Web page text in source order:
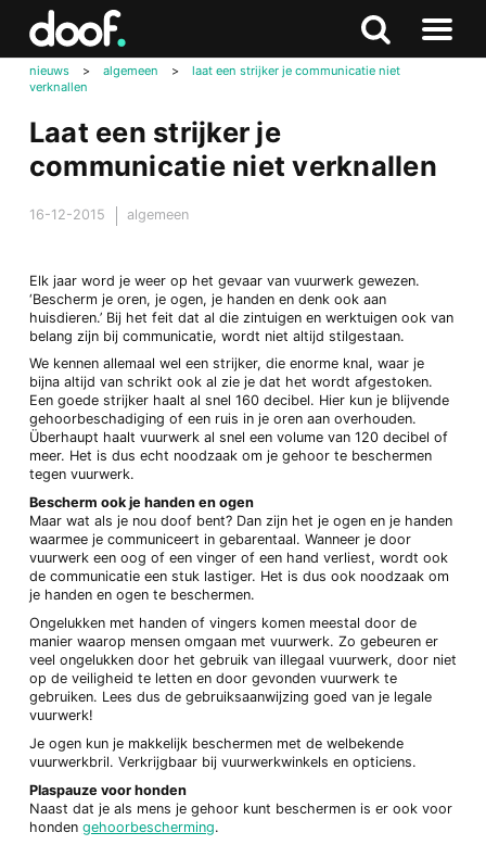
Zoeken
Naar
nieuws > algemeen >
laat een strijker je communicatie niet
verknallen
Laat een strijker je
communicatie niet verknallen
16-12-2015 algemeen
Elk jaar word je weer op het gevaar van vuurwerk gewezen.
‘Bescherm je oren, je ogen, je handen en denk ook aan
huisdieren.’ Bij het feit dat al die zintuigen en werktuigen ook van
belang zijn bij communicatie, wordt niet altijd stilgestaan.
We kennen allemaal wel een strijker, die enorme knal, waar je
bijna altijd van schrikt ook al zie je dat het wordt afgestoken.
Een goede strijker haalt al snel 160 decibel. Hier kun je blijvende
gehoorbeschadiging of een ruis in je oren aan overhouden.
Überhaupt haalt vuurwerk al snel een volume van 120 decibel of
meer. Het is dus echt noodzaak om je gehoor te beschermen
tegen vuurwerk.
Bescherm ook je handen en ogen
Maar wat als je nou doof bent? Dan zijn het je ogen en je handen
waarmee je communiceert in gebarentaal. Wanneer je door
vuurwerk een oog of een vinger of een hand verliest, wordt ook
de communicatie een stuk lastiger. Het is dus ook noodzaak om
je handen en ogen te beschermen.
Ongelukken met handen of vingers komen meestal door de
manier waarop mensen omgaan met vuurwerk. Zo gebeuren er
veel ongelukken door het gebruik van illegaal vuurwerk, door niet
op de veiligheid te letten en door gevonden vuurwerk te
gebruiken. Lees dus de gebruiksaanwijzing goed van je legale
vuurwerk!
Je ogen kun je makkelijk beschermen met de welbekende
vuurwerkbril. Verkrijgbaar bij vuurwerkwinkels en opticiens.
Plaspauze voor honden
Naast dat je als mens je gehoor kunt beschermen is er ook voor
honden gehoorbescherming.
Doof.nl
Zoeken